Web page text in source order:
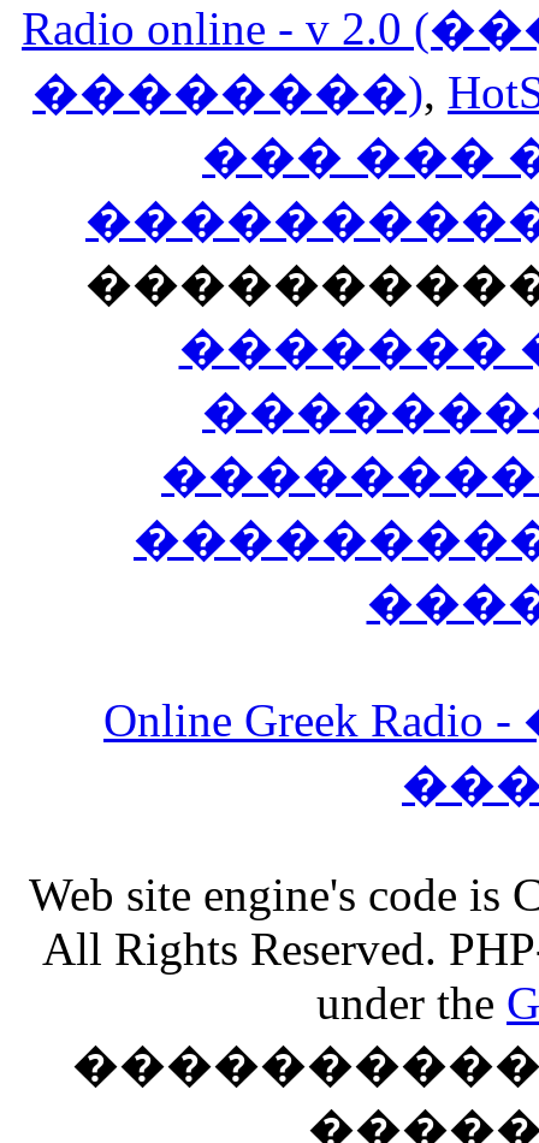
Radio online - v
��������),
��� ���
�������
Online Greek
Web site engine's code
All Rights Reserved.
under the
����������